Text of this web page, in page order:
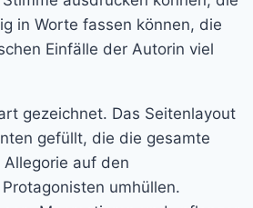
in Worte fassen können, die
Einfälle der Autorin viel
gezeichnet. Das Seitenlayout
gefüllt, die die gesamte
auf den
umhüllen.